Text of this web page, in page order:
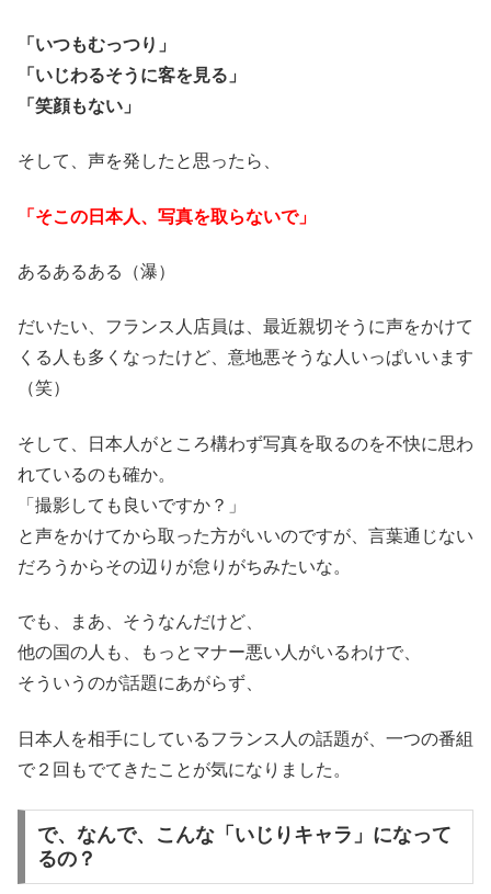
「いつもむっつり」
「いじわるそうに客を見る」
「笑顔もない」
そして、声を発したと思ったら、
「そこの日本人、写真を取らないで」
あるあるある（瀑）
だいたい、フランス人店員は、最近親切そうに声をかけて
くる人も多くなったけど、意地悪そうな人いっぱいいます
（笑）
そして、日本人がところ構わず写真を取るのを不快に思わ
れているのも確か。
「撮影しても良いですか？」
と声をかけてから取った方がいいのですが、言葉通じない
だろうからその辺りが怠りがちみたいな。
でも、まあ、そうなんだけど、
他の国の人も、もっとマナー悪い人がいるわけで、
そういうのが話題にあがらず、
日本人を相手にしているフランス人の話題が、一つの番組
で２回もでてきたことが気になりました。
で、なんで、こんな「いじりキャラ」になって
るの？